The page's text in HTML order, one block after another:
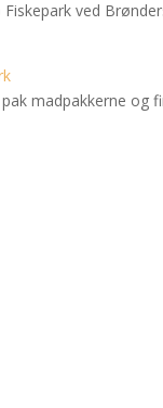
ved
madpakkerne og